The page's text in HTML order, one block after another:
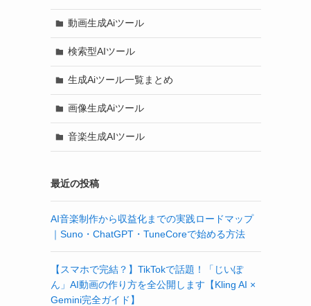
動画生成Aiツール
検索型AIツール
生成Aiツール一覧まとめ
画像生成Aiツール
音楽生成AIツール
最近の投稿
AI音楽制作から収益化までの実践ロードマップ
｜Suno・ChatGPT・TuneCoreで始める方法
【スマホで完結？】TikTokで話題！「じいぽ
ん」AI動画の作り方を全公開します【Kling AI ×
Gemini完全ガイド】